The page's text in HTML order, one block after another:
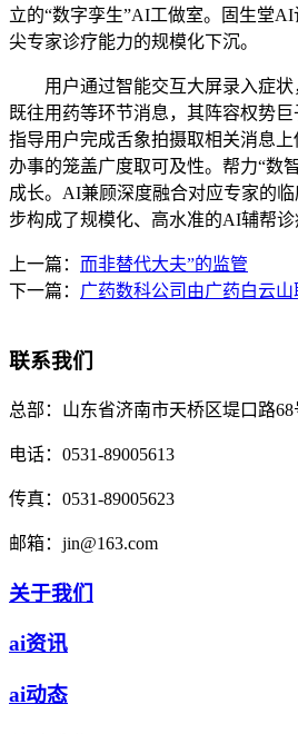
立的“数字孪生”AI工做室。固生堂
尖专家诊疗能力的规模化下沉。
用户通过智能交互大屏录入症状
既往用药等环节消息，其阵容权势
指导用户完成舌象拍摄取相关消息
办事的笼盖广度取可及性。帮力“数
成长。AI兼顾深度融合对应专家的
步构成了规模化、高水准的AI辅帮诊
上一篇： 而非替代大夫”的监管
下一篇： 广药数科公司由广药白云
联系我们
总部： 山东省济南市天桥区堤口路68
电话： 0531-89005613
传真： 0531-89005623
邮箱： jin@163.com
关于我们
ai资讯
ai动态